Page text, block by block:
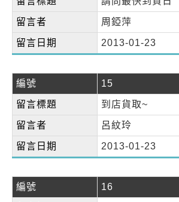
留言者 周錏萍
留言日期 2013-01-23
編號 15
留言標題 到店貨取~
留言者 呂紋玲
留言日期 2013-01-23
編號 16